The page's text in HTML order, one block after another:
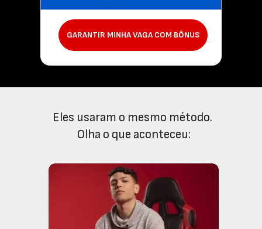
GARANTIR MINHA VAGA COM BÔNUS
Eles usaram o mesmo método.
Olha o que aconteceu: